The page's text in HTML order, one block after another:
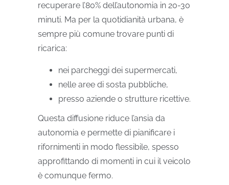
recuperare l’80% dell’autonomia in 20-30
minuti. Ma per la quotidianità urbana, è
sempre più comune trovare punti di
ricarica:
nei parcheggi dei supermercati,
nelle aree di sosta pubbliche,
presso aziende o strutture ricettive.
Questa diffusione riduce l’ansia da
autonomia e permette di pianificare i
rifornimenti in modo flessibile, spesso
approfittando di momenti in cui il veicolo
è comunque fermo.